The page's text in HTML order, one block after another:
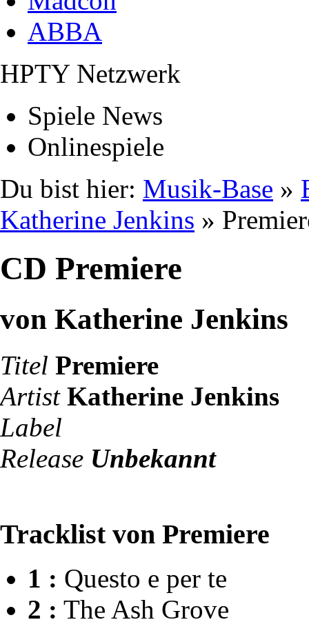
ABBA
HPTY Netzwerk
Spiele News
Onlinespiele
Du bist hier: Musik-Base »
Katherine Jenkins »
CD Premiere
von Katherine Jenkins
Titel Premiere
Artist Katherine Jenkins
Label
Release Unbekannt
Tracklist von Premiere
1 : Questo e per te
2 : The Ash Grove